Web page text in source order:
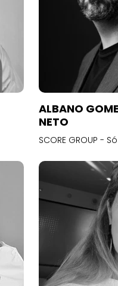
ALBANO
NETO
SCORE GROUP -